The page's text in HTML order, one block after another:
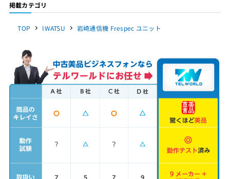
掲載カテゴリ
TOP IWATSU 岩崎通信機 Frespec ユニット